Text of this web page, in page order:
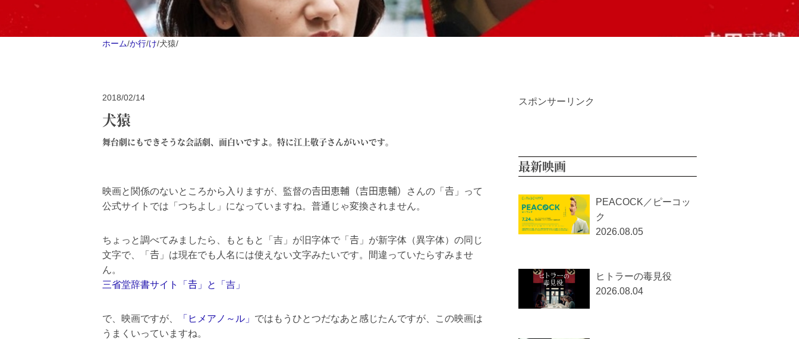
ホーム/か行/け/犬猿/
2018/02/14
犬猿
舞台劇にもできそうな会話劇、面白いですよ。特に江上敬子さんがいいです。
映画と関係のないところから入りますが、監督の𠮷田恵輔（吉田恵輔）さんの「𠮷」って
公式サイトでは「つちよし」になっていますね。普通じゃ変換されません。
ちょっと調べてみましたら、もともと「吉」が旧字体で「𠮷」が新字体（異字体）の同じ
文字で、「𠮷」は現在でも人名には使えない文字みたいです。間違っていたらすみませ
ん。
三省堂辞書サイト「𠮷」と「吉」
で、映画ですが、 「ヒメアノ～ル」 ではもうひとつだなあと感じたんですが、この映画は
うまくいっていますね。
スポンサーリンク